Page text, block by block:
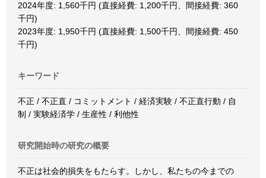
2024年度: 1,560千円 (直接経費: 1,200千円、間接経費: 360
千円)
2023年度: 1,950千円 (直接経費: 1,500千円、間接経費: 450
千円)
キーワード
不正 / 不正直 / コミットメント / 経済実験 / 不正直行動 / 自
制 / 実験経済学 / 生産性 / 利他性
研究開始時の研究の概要
不正は社会的損失をもたらす。しかし、私たちの今までの